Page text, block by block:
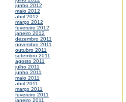
junho 2012
maio 2012
abril 2012
março 2012
fevereiro 2012
janeiro 2012
dezembro 2011
novembro 2011
outubro 2011
setembro 2011
agosto 2011
julho 2011
junho 2011
maio 2011
abril 2011
março 2011
fevereiro 2011
janeiro 2011